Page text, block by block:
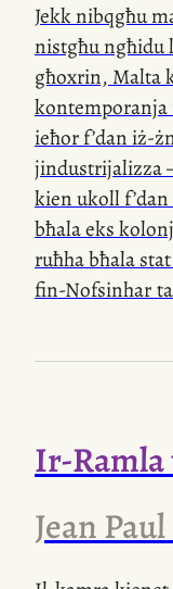
Jekk nibqgħu
nistgħu ngħidu
għoxrin, Malta
kontemporanja
ieħor f’dan iż-
jindustrijalizza
kien ukoll f’dan
bħala eks
ruħha bħala
fin-Nofsinhar
waħdu kif
mhux biss
nazzjonali.
Ir-Ramla
Jean